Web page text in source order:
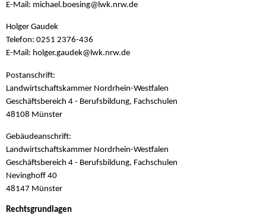
E-Mail: michael.boesing@lwk.nrw.de
Holger Gaudek
Telefon: 0251 2376-436
E-Mail: holger.gaudek@lwk.nrw.de
Postanschrift:
Landwirtschaftskammer Nordrhein-Westfalen
Geschäftsbereich 4 - Berufsbildung, Fachschulen
48108 Münster
Gebäudeanschrift:
Landwirtschaftskammer Nordrhein-Westfalen
Geschäftsbereich 4 - Berufsbildung, Fachschulen
Nevinghoff 40
48147 Münster
Rechtsgrundlagen